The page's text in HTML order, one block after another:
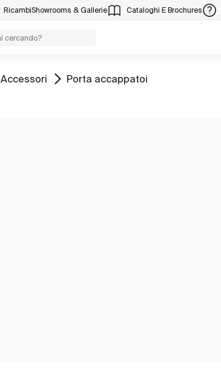
RicambiShowrooms & Gallerie Cataloghi E Brochures
Vai a
Accessori Vai a
Porta accappatoi